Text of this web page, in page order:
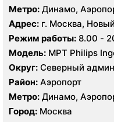
Метро: Динамо,
Адрес: г. Москва,
Режим работы: 8.00 -
Модель: МРТ Philips
Т, КТ Toshiba Aquilion
Округ: Северный
Район: Аэропорт
Метро: Динамо,
Город: Москва